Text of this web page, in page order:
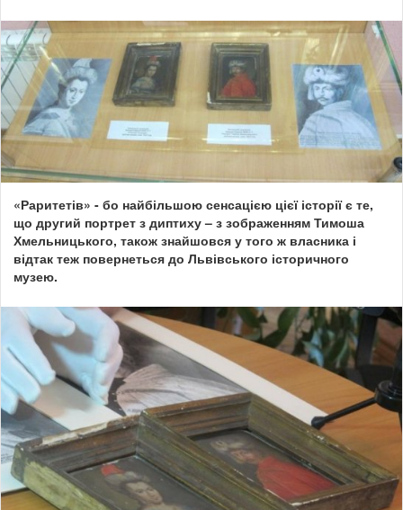
«Раритетів» - бо найбільшою сенсацією цієї історії є те,
що другий портрет з диптиху – з зображенням Тимоша
Хмельницького, також знайшовся у того ж власника і
відтак теж повернеться до Львівського історичного
музею.